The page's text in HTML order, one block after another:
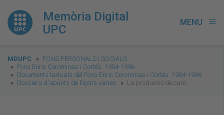
Memòria Digital
UPC
MENU menu
You
are
here:
MDUPC
FONS PERSONALS I SOCIALS
Fons Enric Corominas i Cortés. 1904-1996
Documents textuals del Fons Enric Corominas i Cortés. 1904-1996
Dossiers d'apunts de lliçons varies
La producció de carn